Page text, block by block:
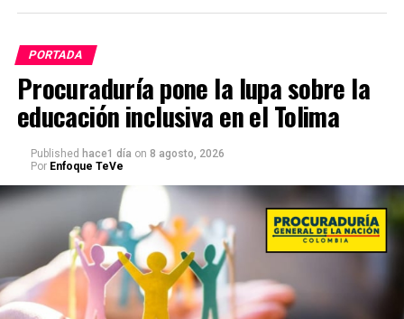
PORTADA
Procuraduría pone la lupa sobre la
educación inclusiva en el Tolima
Published hace1 día on 8 agosto, 2026
Por Enfoque TeVe